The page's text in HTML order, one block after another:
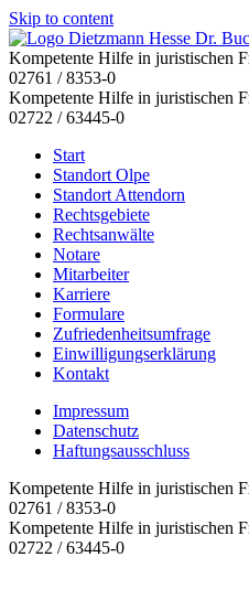
Skip to content
Kompetente Hilfe in juristischen
02761 / 8353-0
Kompetente Hilfe in juristischen
02722 / 63445-0
Start
Standort Olpe
Standort Attendorn
Rechtsgebiete
Rechtsanwälte
Notare
Mitarbeiter
Karriere
Formulare
Zufriedenheitsumfrage
Einwilligungserklärung
Kontakt
Impressum
Datenschutz
Haftungsausschluss
Kompetente Hilfe in juristischen
02761 / 8353-0
Kompetente Hilfe in juristischen
02722 / 63445-0